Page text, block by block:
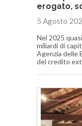
erogato,
5 Agosto
Nel 2025
miliardi di
Agenzia delle
del credito